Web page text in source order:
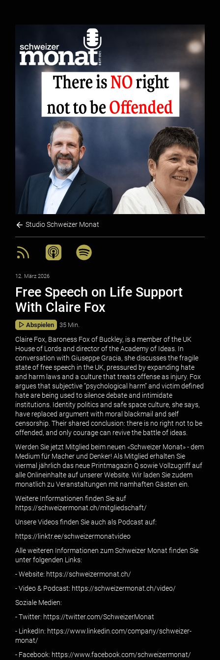
Studio Schweizer Monat
12. März 2026
Free Speech on Life Support
With Claire Fox
Abspielen 35 Min.
Claire Fox, Baroness Fox of Buckley, is a member of the UK
House of Lords and director of the Academy of Ideas. In
conversation with Giuseppe Gracia, she discusses the fragile
state of free speech in the UK, pressured by expanding hate
and harm laws and a culture that treats offense as injury. Fox
argues that subjective “psychological harm” and victim defined
hate are being used to silence debate and intimidate
institutions. Identity politics and safe space culture, she says,
have replaced argument with moral blackmail and self
censorship. Their shared conclusion: there is no right not to be
offended, and only courage can revive the battle of ideas.
Werden Sie jetzt Mitglied beim neuen «Schweizer Monat» - dem
Medium für Macher und Denker! Als Mitglied erhalten Sie
viermal jährlich das neue Printmagazin Q sowie Vollzugriff auf
alle Onlineinhalte auf unserer Website. Wir laden Sie zudem
monatlich zu Veranstaltungen mit namhaften Gästen ein.
Weitere Informationen finden Sie auf
https://schweizermonat.ch/mitgliedschaft/
Unsere Videos finden Sie auch als Podcast auf:
https://linktr.ee/schweizermonatvideo
Alle weiteren Informationen zum Schweizer Monat finden Sie
unter folgenden Links:
- Website: https://schweizermonat.ch/
- Video & Podcast: https://schweizermonat.ch/video/
Soziale Medien:
- Twitter: https://twitter.com/SchweizerMonat
- LinkedIn: https://www.linkedin.com/company/schweizer-
monat/
- Facebook: https://www.facebook.com/schweizermonat/